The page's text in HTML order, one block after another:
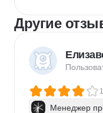
Другие
Менеджер